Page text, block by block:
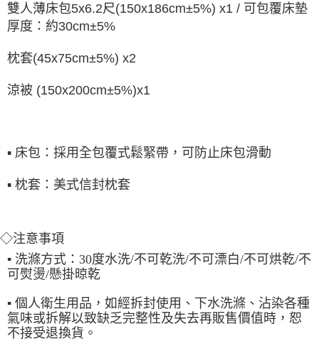
雙人薄床包5x6.2尺(150x186cm±5%) x1 / 可包覆床墊
厚度：約30cm±5%
枕套(45x75cm±5%) x2
涼被 (150x200cm±5%)x1
▪ 床包：採用全包覆式鬆緊帶，可防止床包滑動
▪ 枕套：美式信封枕套
◇注意事項
▪ 洗滌方式：30度水洗/不可乾洗/不可漂白/不可烘乾/不
可熨燙/懸掛晾乾
▪ 個人衛生用品，如經拆封使用、下水洗滌、沾染各種
氣味或拆解以致缺乏完整性及失去再販售價值時，恕
不接受退換貨。